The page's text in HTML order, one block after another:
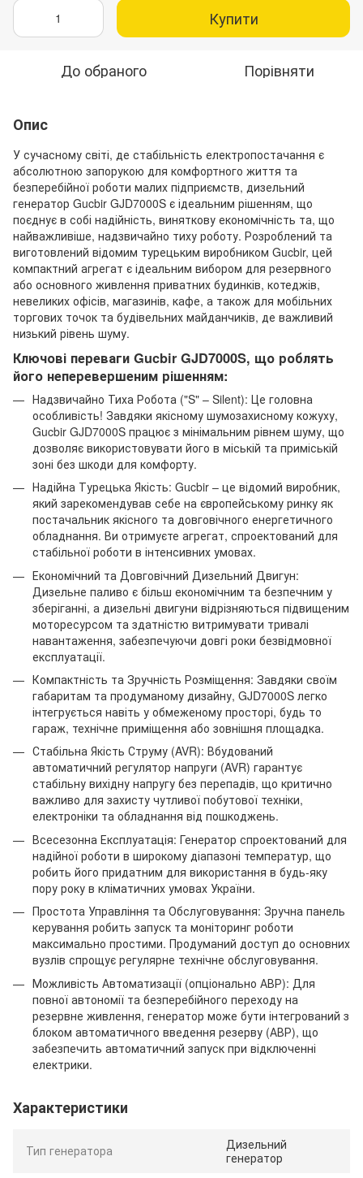
Купити
До обраного Порівняти
Опис
У сучасному світі, де стабільність електропостачання є
абсолютною запорукою для комфортного життя та
безперебійної роботи малих підприємств, дизельний
генератор Gucbir GJD7000S є ідеальним рішенням, що
поєднує в собі надійність, виняткову економічність та, що
найважливіше, надзвичайно тиху роботу. Розроблений та
виготовлений відомим турецьким виробником Gucbir, цей
компактний агрегат є ідеальним вибором для резервного
або основного живлення приватних будинків, котеджів,
невеликих офісів, магазинів, кафе, а також для мобільних
торгових точок та будівельних майданчиків, де важливий
низький рівень шуму.
Ключові переваги Gucbir GJD7000S, що роблять
його неперевершеним рішенням:
Надзвичайно Тиха Робота ("S" – Silent): Це головна
особливість! Завдяки якісному шумозахисному кожуху,
Gucbir GJD7000S працює з мінімальним рівнем шуму, що
дозволяє використовувати його в міській та приміській
зоні без шкоди для комфорту.
Надійна Турецька Якість: Gucbir – це відомий виробник,
який зарекомендував себе на європейському ринку як
постачальник якісного та довговічного енергетичного
обладнання. Ви отримуєте агрегат, спроектований для
стабільної роботи в інтенсивних умовах.
Економічний та Довговічний Дизельний Двигун:
Дизельне паливо є більш економічним та безпечним у
зберіганні, а дизельні двигуни відрізняються підвищеним
моторесурсом та здатністю витримувати тривалі
навантаження, забезпечуючи довгі роки безвідмовної
експлуатації.
Компактність та Зручність Розміщення: Завдяки своїм
габаритам та продуманому дизайну, GJD7000S легко
інтегрується навіть у обмеженому просторі, будь то
гараж, технічне приміщення або зовнішня площадка.
Стабільна Якість Струму (AVR): Вбудований
автоматичний регулятор напруги (AVR) гарантує
стабільну вихідну напругу без перепадів, що критично
важливо для захисту чутливої побутової техніки,
електроніки та обладнання від пошкоджень.
Всесезонна Експлуатація: Генератор спроектований для
надійної роботи в широкому діапазоні температур, що
робить його придатним для використання в будь-яку
пору року в кліматичних умовах України.
Простота Управління та Обслуговування: Зручна панель
керування робить запуск та моніторинг роботи
максимально простими. Продуманий доступ до основних
вузлів спрощує регулярне технічне обслуговування.
Можливість Автоматизації (опціонально АВР): Для
повної автономії та безперебійного переходу на
резервне живлення, генератор може бути інтегрований з
блоком автоматичного введення резерву (АВР), що
забезпечить автоматичний запуск при відключенні
електрики.
Характеристики
Тип генератора
Дизельний
генератор